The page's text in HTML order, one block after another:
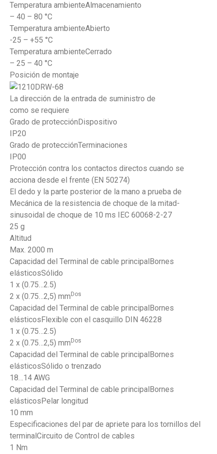
Temperatura ambienteAlmacenamiento
– 40 – 80 °C
Temperatura ambienteAbierto
-25 – +55 °C
Temperatura ambienteCerrado
– 25 – 40 °C
Posición de montaje
La dirección de la entrada de suministro de
como se requiere
Grado de protecciónDispositivo
IP20
Grado de protecciónTerminaciones
IP00
Protección contra los contactos directos cuando se
acciona desde el frente (EN 50274)
El dedo y la parte posterior de la mano a prueba de
Mecánica de la resistencia de choque de la mitad-
sinusoidal de choque de 10 ms IEC 60068-2-27
25 g
Altitud
Max. 2000 m
Capacidad del Terminal de cable principalBornes
elásticosSólido
1 x (0.75…2.5)
2 x (0.75…2,5) mm Dos
Capacidad del Terminal de cable principalBornes
elásticosFlexible con el casquillo DIN 46228
1 x (0.75…2.5)
2 x (0.75…2,5) mm Dos
Capacidad del Terminal de cable principalBornes
elásticosSólido o trenzado
18…14 AWG
Capacidad del Terminal de cable principalBornes
elásticosPelar longitud
10 mm
Especificaciones del par de apriete para los tornillos del
terminalCircuito de Control de cables
1 Nm